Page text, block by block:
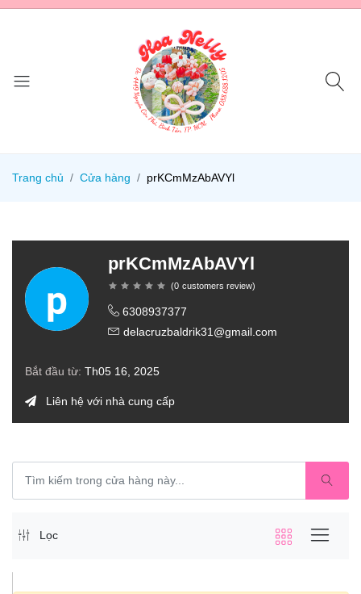
Trang chủ Cửa hàng prKCmMzAbAVYl
prKCmMzAbAVYl
(0 customers review)
6308937377
delacruzbaldrik31@gmail.com
Bắt đầu từ: Th05 16, 2025
Liên hệ với nhà cung cấp
Lọc